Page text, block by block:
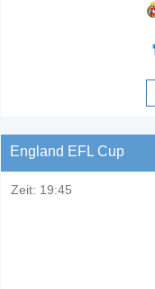
England EFL Cup
Zeit: 19:45